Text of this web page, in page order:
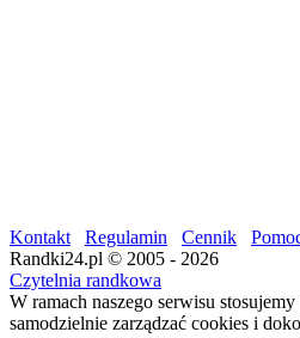
Kontakt Regulamin Cennik
Randki24.pl © 2005 - 2026
Czytelnia randkowa
W ramach naszego serwisu
samodzielnie zarządzać cookies i